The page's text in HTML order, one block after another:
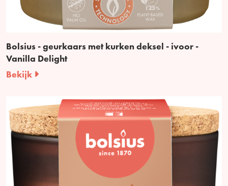
Bolsius - geurkaars met kurken deksel - ivoor -
Vanilla Delight
Bekijk